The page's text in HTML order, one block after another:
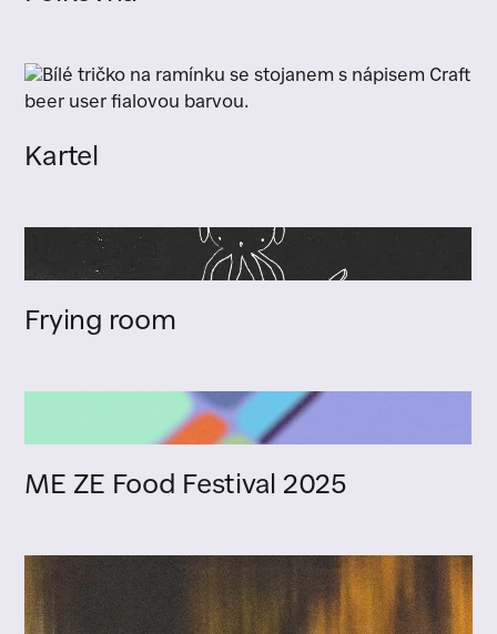
Kartel
Frying room
ME ZE Food Festival 2025